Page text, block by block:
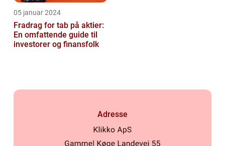
05 januar 2024
Fradrag for tab på aktier:
En omfattende guide til
investorer og finansfolk
Adresse